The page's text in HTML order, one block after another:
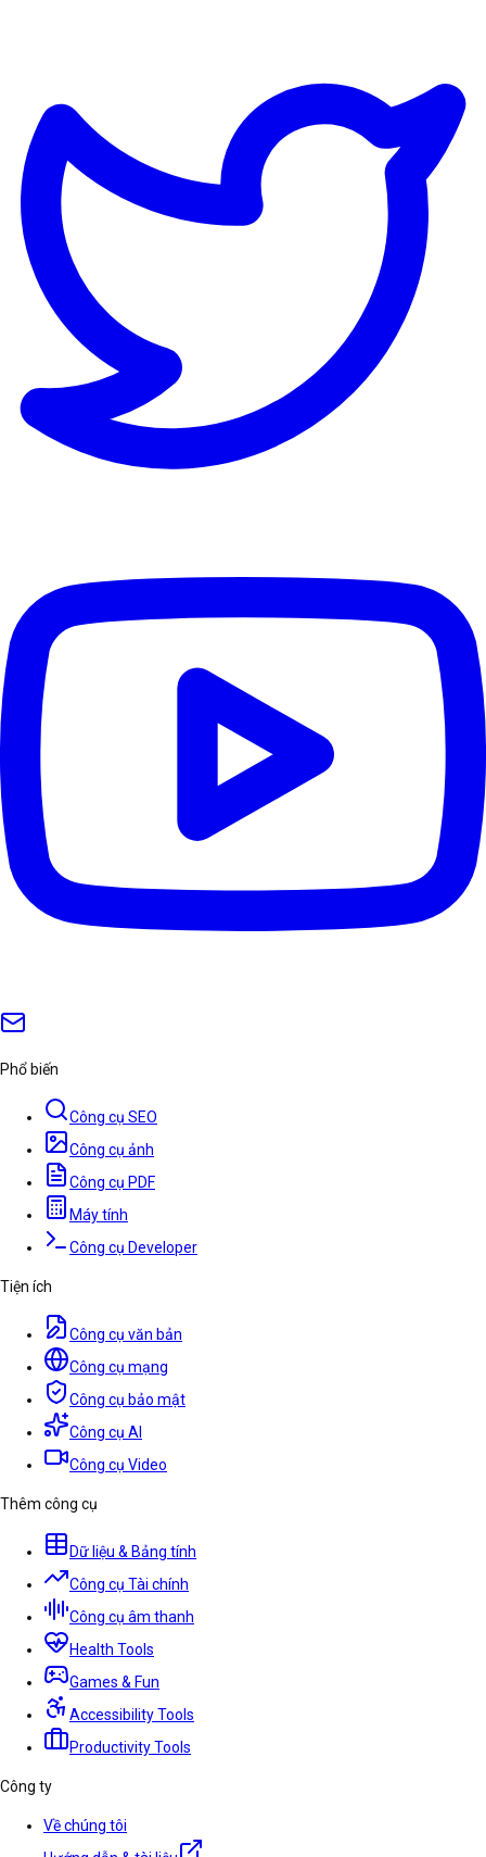
Phổ biến
Công cụ SEO
Công cụ ảnh
Công cụ PDF
Máy tính
Công cụ Developer
Tiện ích
Công cụ văn bản
Công cụ mạng
Công cụ bảo mật
Công cụ AI
Công cụ Video
Thêm công cụ
Dữ liệu & Bảng tính
Công cụ Tài chính
Công cụ âm thanh
Health Tools
Games & Fun
Accessibility Tools
Productivity Tools
Công ty
Về chúng tôi